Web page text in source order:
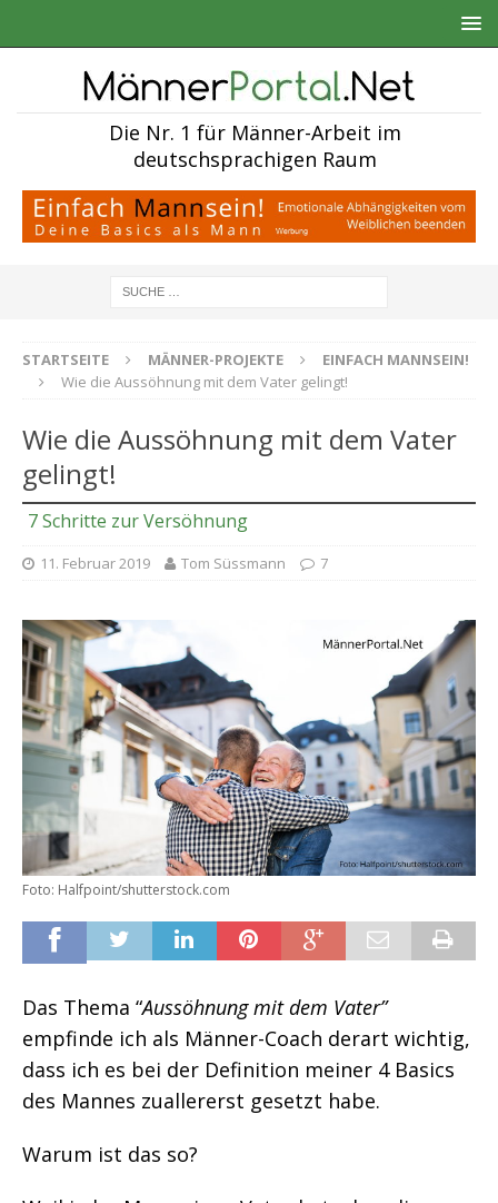
Die Nr. 1 für Männer-Arbeit im
deutschsprachigen Raum
STARTSEITE MÄNNER-PROJEKTE
EINFACH MANNSEIN!
Wie die Aussöhnung mit dem Vater gelingt!
Wie die Aussöhnung mit dem Vater
gelingt!
7 Schritte zur Versöhnung
11. Februar 2019 Tom Süssmann 7
Foto: Halfpoint/shutterstock.com
Das Thema “Aussöhnung mit dem Vater”
empfinde ich als Männer-Coach derart wichtig,
dass ich es bei der Definition meiner 4 Basics
des Mannes zuallererst gesetzt habe.
Warum ist das so?